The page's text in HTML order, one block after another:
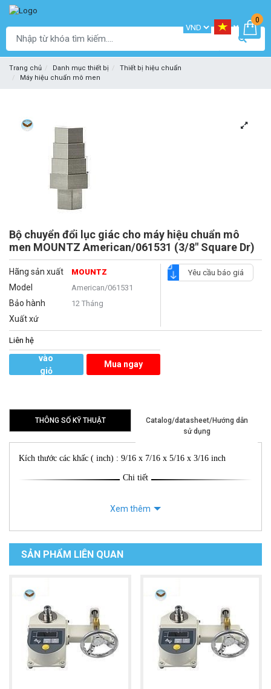
0
Trang chủ Danh mục thiết bị
Thiết bị hiệu chuẩn
Máy hiệu chuẩn mô men
Bộ chuyển đổi lục giác cho máy hiệu chuẩn mô
men MOUNTZ American/061531 (3/8" Square Dr)
Hãng sản xuất MOUNTZ
Model American/061531
Bảo hành 12 Tháng
Xuất xứ
Yêu cầu báo giá
Liên hệ
vào
giỏ
Mua ngay
THÔNG SỐ KỸ THUẬT
Catalog/datasheet/Hướng dẫn
sử dụng
Kích thước các khấc ( inch) : 9/16 x 7/16 x 5/16 x 3/16 inch
Chi tiết
Xem thêm
SẢN PHẨM LIÊN QUAN